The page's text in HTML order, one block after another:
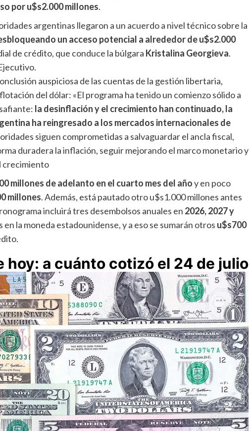
por u$s2.000 millones.
argentinas llegaron a un acuerdo a nivel técnico sobre la
un acceso potencial a alrededor de u$s2.000
de crédito, que conduce la búlgara Kristalina Georgieva.
auspiciosa de las cuentas de la gestión libertaria,
del dólar: «El programa ha tenido un comienzo sólido a
la desinflación y el crecimiento han continuado, la
ha reingresado a los mercados internacionales de
siguen comprometidas a salvaguardar el ancla fiscal,
duradera la inflación, seguir mejorando el marco monetario y
crecimiento
millones de adelanto en el cuarto mes del añoy en poco
millones. Además, está pautado otro u$s1.000 millones antes
incluirá tres desembolsos anuales en 2026, 2027 y
en la moneda estadounidense, y a eso se sumarán otros u$s700
hoy: a cuánto cotizó el 24 de julio